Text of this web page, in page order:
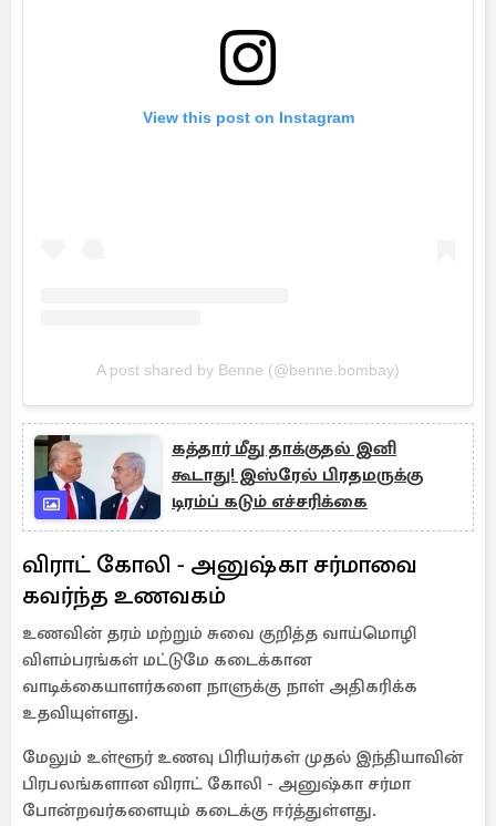
View this post on Instagram
A post shared by Benne (@benne.bombay)
கத்தார் மீது தாக்குதல் இனி
கூடாது! இஸ்ரேல் பிரதமருக்கு
டிரம்ப் கடும் எச்சரிக்கை
விராட் கோலி - அனுஷ்கா சர்மாவை
கவர்ந்த உணவகம்
உணவின் தரம் மற்றும் சுவை குறித்த வாய்மொழி
விளம்பரங்கள் மட்டுமே கடைக்கான
வாடிக்கையாளர்களை நாளுக்கு நாள் அதிகரிக்க
உதவியுள்ளது.
மேலும் உள்ளூர் உணவு பிரியர்கள் முதல் இந்தியாவின்
பிரபலங்களான விராட் கோலி - அனுஷ்கா சர்மா
போன்றவர்களையும் கடைக்கு ஈர்த்துள்ளது.